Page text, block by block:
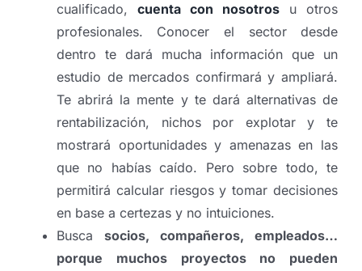
cualificado, cuenta con nosotros u otros
profesionales. Conocer el sector desde
dentro te dará mucha información que un
estudio de mercados confirmará y ampliará.
Te abrirá la mente y te dará alternativas de
rentabilización, nichos por explotar y te
mostrará oportunidades y amenazas en las
que no habías caído. Pero sobre todo, te
permitirá calcular riesgos y tomar decisiones
en base a certezas y no intuiciones.
Busca socios, compañeros, empleados…
porque muchos proyectos no pueden